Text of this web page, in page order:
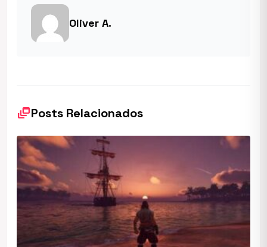
Oliver A.
dynamic_feedPosts Relacionados